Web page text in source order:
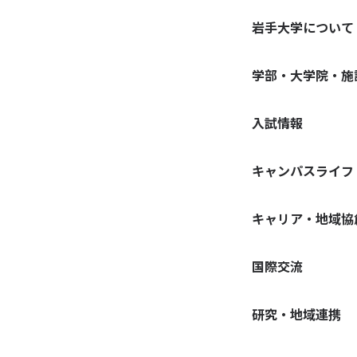
岩手大学について
学部・大学院・
入試情報
キャンパスライフ
キャリア・地域
国際交流
研究・地域連携